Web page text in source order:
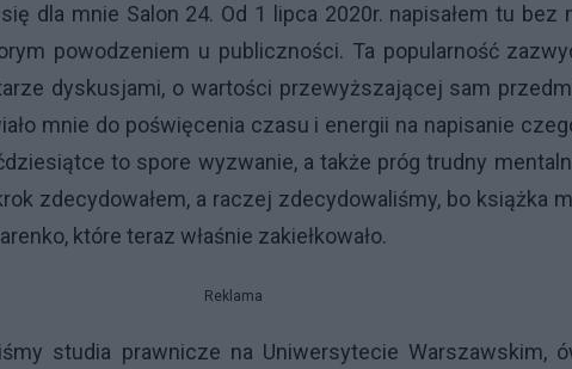
dla mnie Salon 24. Od 1 lipca 2020r. napisałem tu bez
powodzeniem u publiczności. Ta popularność
dyskusjami, o wartości przewyższającej sam
mnie do poświęcenia czasu i energii na napisanie
to spore wyzwanie, a także próg trudny
zdecydowałem, a raczej zdecydowaliśmy, bo książka
które teraz właśnie zakiełkowało.
Reklama
studia prawnicze na Uniwersytecie Warszawskim,